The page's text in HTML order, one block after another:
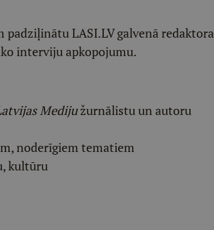
padziļinātu LASI.LV galvenā redaktora
interviju apkopojumu.
Medijužurnālistu un autoru
noderīgiem tematiem
kultūru